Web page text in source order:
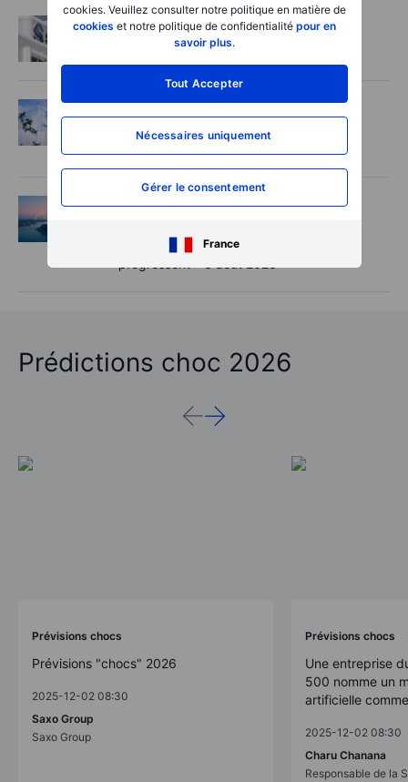
cookies. Veuillez consulter notre politique en matière de
cookies et notre politique de confidentialité pour en
savoir plus.
Tout Accepter
Nécessaires uniquement
Gérer le consentement
France
Actions
2026-08-06 08:00:00
Idée de trading - Safran
Actions
2026-08-06 07:00:00
Novo Nordisk relève ses ambitions, mais
Macro
2026-08-06 06:02:00
inquiètent, les espoirs autour d’Hormuz
Prédictions choc 2026
Prévisions chocs
Prévisions "chocs" 2026
2025-12-02 08:30
Saxo Group
Saxo Group
Prévisions chocs
Une entreprise
500 nomme un
artificielle
2025-12-02 08:30
Charu Chanana
Responsable de la